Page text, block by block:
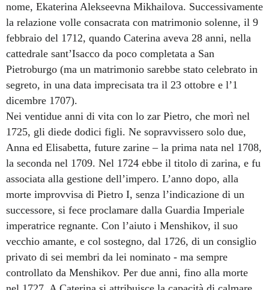
nome, Ekaterina Alekseevna Mikhailova. Successivamente
la relazione volle consacrata con matrimonio solenne, il 9
febbraio del 1712, quando Caterina aveva 28 anni, nella
cattedrale sant’Isacco da poco completata a San
Pietroburgo (ma un matrimonio sarebbe stato celebrato in
segreto, in una data imprecisata tra il 23 ottobre e l’1
dicembre 1707).
Nei ventidue anni di vita con lo zar Pietro, che morì nel
1725, gli diede dodici figli. Ne sopravvissero solo due,
Anna ed Elisabetta, future zarine – la prima nata nel 1708,
la seconda nel 1709. Nel 1724 ebbe il titolo di zarina, e fu
associata alla gestione dell’impero. L’anno dopo, alla
morte improvvisa di Pietro I, senza l’indicazione di un
successore, si fece proclamare dalla Guardia Imperiale
imperatrice regnante. Con l’aiuto i Menshikov, il suo
vecchio amante, e col sostegno, dal 1726, di un consiglio
privato di sei membri da lei nominato - ma sempre
controllato da Menshikov. Per due anni, fino alla morte